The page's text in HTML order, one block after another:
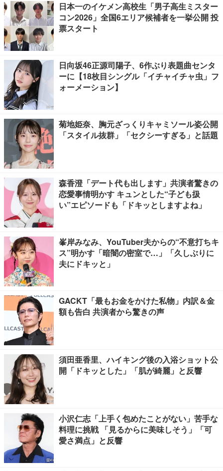
日本一のイケメン高校生「男子高生ミスター
コン2026」全国6エリア候補者を一挙公開 投
票スタート
日向坂46正源司陽子、6作ぶり表題曲センタ
ーに【18枚目シングル「イチャイチャ虫」フ
ォーメーション】
菊地姫奈、胸元ざっくりキャミソール姿公開
「スタイル抜群」「セクシーすぎる」と話題
森香澄「デート代も出します」共演者驚きの
恋愛事情明かす キュンとした“子ども扱
い”エピソードも「ドキッとしますよね」
峯岸みなみ、YouTuber夫からの“不意打ちキ
ス”明かす「暗闇の密室で…」「久しぶりに
夫にドキッと」
GACKT「最もお金をかけた私物」内訳＆金
額も告白 共演者から驚きの声
須田亜香里、ハイキング後の入浴ショット公
開「ドキッとした」「肌が綺麗」と反響
小沢仁志「上手く包めたことがない」苦手な
料理に挑戦 「見るからに美味しそう」「可
愛さ満点」と反響